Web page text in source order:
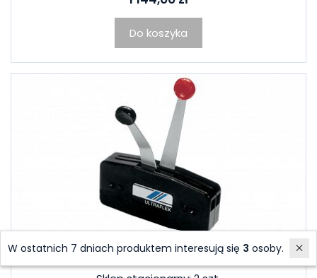
Do koszyka
MANETKA ULTRAFLEX B49 44300
W ostatnich 7 dniach produktem interesują się 3 osoby.